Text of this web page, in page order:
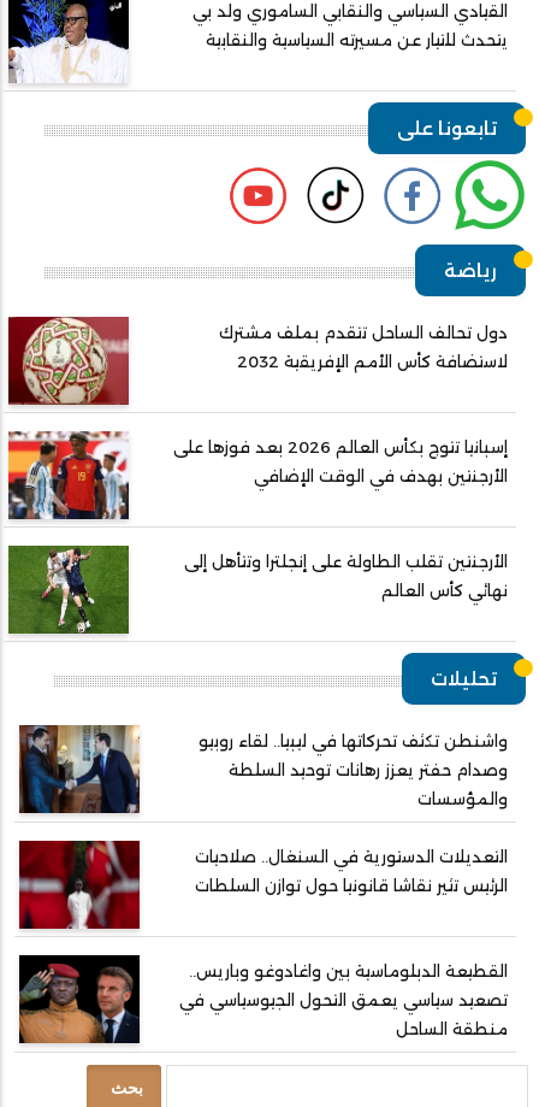
القيادي السياسي والنقابي الساموري ولد بي
يتحدث للتيار عن مسيرته السياسية والنقابية
تابعونا على
رياضة
دول تحالف الساحل تتقدم بملف مشترك
لاستضافة كأس الأمم الإفريقية 2032
إسبانيا تتوج بكأس العالم 2026 بعد فوزها على
الأرجنتين بهدف في الوقت الإضافي
الأرجنتين تقلب الطاولة على إنجلترا وتتأهل إلى
نهائي كأس العالم
تحليلات
واشنطن تكثف تحركاتها في ليبيا.. لقاء روبيو
وصدام حفتر يعزز رهانات توحيد السلطة
والمؤسسات
التعديلات الدستورية في السنغال.. صلاحيات
الرئيس تثير نقاشا قانونيا حول توازن السلطات
القطيعة الدبلوماسية بين واغادوغو وباريس..
تصعيد سياسي يعمق التحول الجيوسياسي في
منطقة الساحل